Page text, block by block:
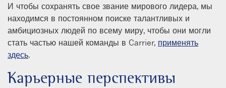
И чтобы сохранять свое звание мирового лидера, мы
находимся в постоянном поиске талантливых и
амбициозных людей по всему миру, чтобы они могли
стать частью нашей команды в Carrier, применять
здесь.
Карьерные перспективы